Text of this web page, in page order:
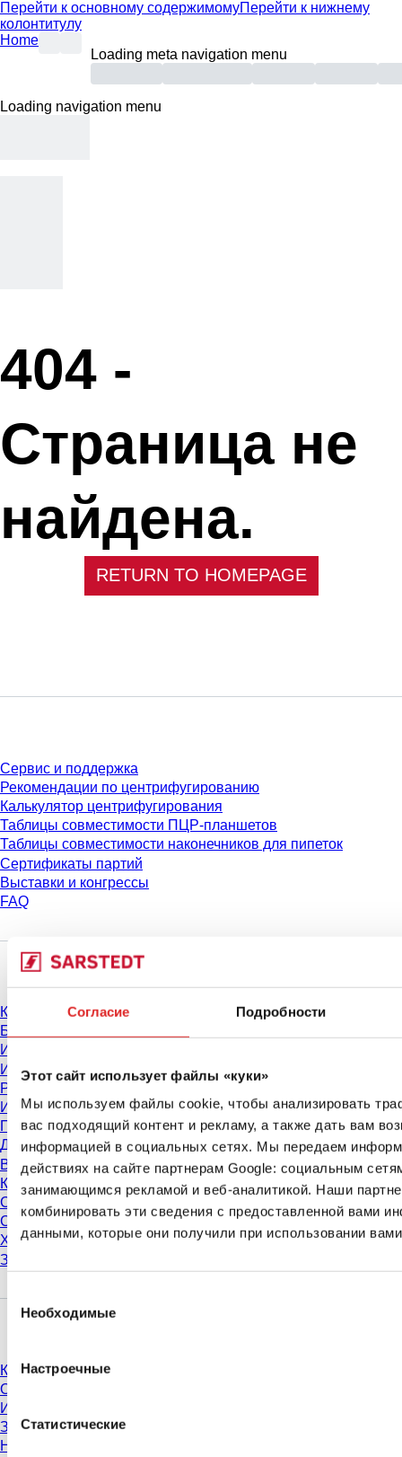
Согласие Подробности
Этот сайт использует файлы «куки»
Мы используем файлы cookie, чтобы анализировать
вас подходящий контент и рекламу, а также дать вам
информацией в социальных сетях. Мы передаем
действиях на сайте партнерам Google: социальным
занимающимся рекламой и веб-аналитикой. Наши
комбинировать эти сведения с предоставленной вами
данными, которые они получили при использовании
Выбор
согласия
Необходимые
Настроечные
Статистические
Перейти к основному содержимомуПерейти к нижнему
колонтитулу
Home
Loading meta navigation menu
Loading navigation menu
404 -
Страница не
найдена.
RETURN TO HOMEPAGE
Сервис и поддержка
Рекомендации по центрифугированию
Калькулятор центрифугирования
Таблицы совместимости ПЦР-планшетов
Таблицы совместимости наконечников для пипеток
Сертификаты партий
Выставки и конгрессы
FAQ
Материалы
Каталог
Брошюры
Информация для пользователей
Инструкции по применению
Руководства по эксплуатации
Исследования нашей продукции
Паспорта безопасности
Декларации соответствия
Видео о нашей продукции
Контроль качества
Свойства материалов
Степени чистоты и сертификаты
Химическая стойкость продукции
Замораживание пробирок SARSTEDT
Компания и карьера
Карьера
О нас
История
Закупки и логистика
Нормы поведения